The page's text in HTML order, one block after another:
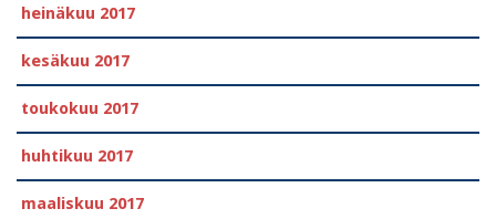
heinäkuu 2017
kesäkuu 2017
toukokuu 2017
huhtikuu 2017
maaliskuu 2017